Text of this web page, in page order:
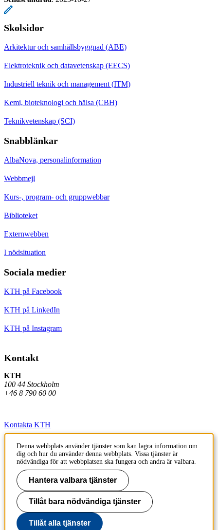
Skolsidor
Arkitektur och samhällsbyggnad (ABE)
Elektroteknik och datavetenskap (EECS)
Industriell teknik och management (ITM)
Kemi, bioteknologi och hälsa (CBH)
Teknikvetenskap (SCI)
Snabblänkar
AlbaNova, personalinformation
Webbmejl
Kurs-, program- och gruppwebbar
Biblioteket
Externwebben
I nödsituation
Sociala medier
KTH på Facebook
KTH på LinkedIn
KTH på Instagram
Kontakt
KTH
100 44 Stockholm
+46 8 790 60 00
Kontakta KTH
Jobba på KTH
Press och media
Faktura och betalning KTH
Om KTH:s webbplatser
Tillgänglighetsredogörelse
Denna webbplats använder tjänster som kan lagra information om
dig och hur du använder denna webbplats. Vissa tjänster är
nödvändiga för att webbplatsen ska fungera och andra är valbara.
Hantera valbara tjänster
Tillåt bara nödvändiga tjänster
Tillåt alla tjänster